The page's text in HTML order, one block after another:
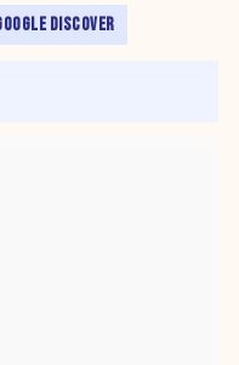
DISCOVER